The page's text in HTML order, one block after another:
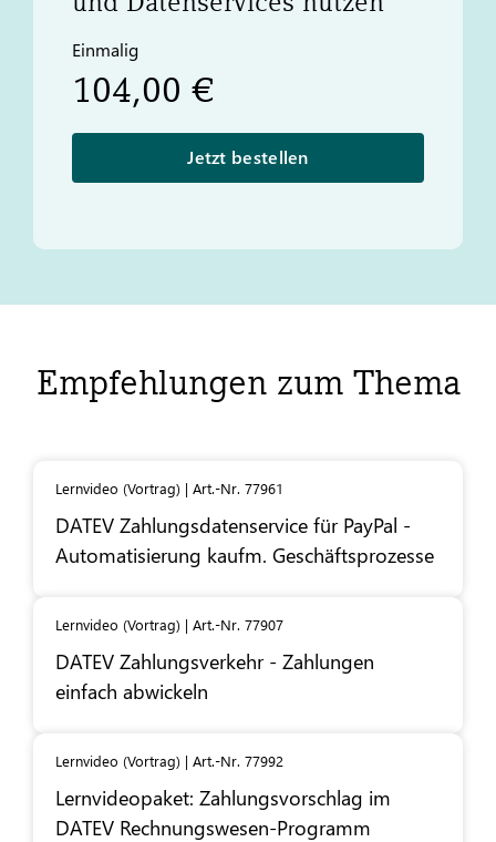
Einmalig
104,00 €
Jetzt bestellen
Empfehlungen zum Thema
Lernvideo (Vortrag) | Art.-Nr. 77961
DATEV Zahlungsdatenservice für PayPal -
Automatisierung kaufm. Geschäftsprozesse
Lernvideo (Vortrag) | Art.-Nr. 77907
DATEV Zahlungsverkehr - Zahlungen
einfach abwickeln
Lernvideo (Vortrag) | Art.-Nr. 77992
Lernvideopaket: Zahlungsvorschlag im
DATEV Rechnungswesen-Programm